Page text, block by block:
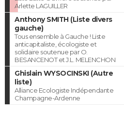
Arlette LAGUILLER
Anthony SMITH (Liste divers
gauche)
Tous ensemble à Gauche ! Liste
anticapitaliste, écologiste et
solidaire soutenue par O.
BESANCENOT et J.L. MELENCHON
Ghislain WYSOCINSKI (Autre
liste)
Alliance Ecologiste Indépendante
Champagne-Ardenne